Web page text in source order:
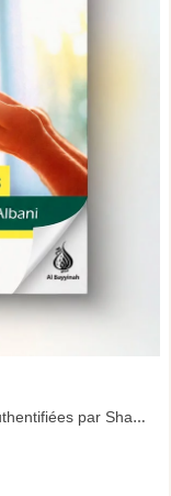
La Citadelle du Malade + 70 Invocations authentifiées par Shaykh Al Albâny - Editions Imaany